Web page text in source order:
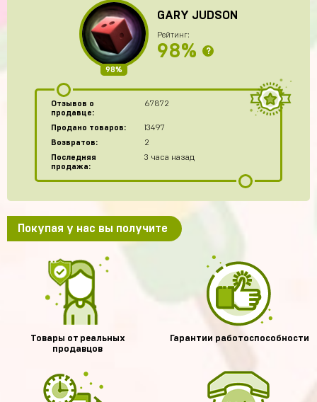
98%
GARY JUDSON
Рейтинг:
98% ?
Отзывов о
продавце:
67872
Продано товаров:
13497
Возвратов:
2
Последняя
продажа:
3 часа назад
Покупая у нас вы получите
Товары от реальных
продавцов
Гарантии работоспособности